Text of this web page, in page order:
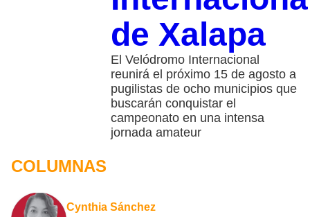
de Xalapa
El Velódromo Internacional
reunirá el próximo 15 de agosto a
pugilistas de ocho municipios que
buscarán conquistar el
campeonato en una intensa
jornada amateur
COLUMNAS
Cynthia Sánchez